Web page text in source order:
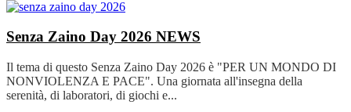
Senza Zaino Day 2026 NEWS
Il tema di questo Senza Zaino Day 2026 è "PER UN MONDO DI
NONVIOLENZA E PACE". Una giornata all'insegna della
serenità, di laboratori, di giochi e...